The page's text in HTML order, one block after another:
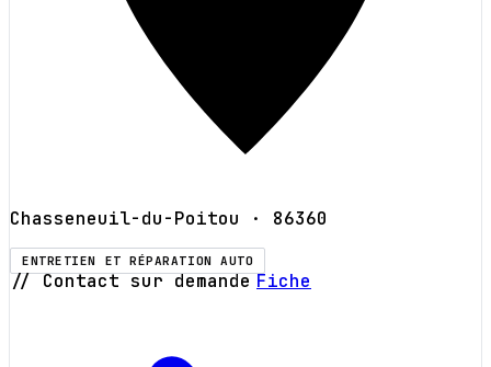
Chasseneuil-du-Poitou · 86360
ENTRETIEN ET RÉPARATION AUTO
// Contact sur demande Fiche